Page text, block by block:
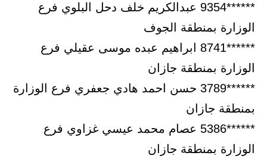
******9354 عبدالكريم خلف دحل البلوي فرع
الوزارة بمنطقة الجوف
******8741 ابراهيم عبده موسى عقيلي فرع
الوزارة بمنطقة جازان
******3789 حسن احمد هادي جعفري فرع الوزارة
بمنطقة جازان
******5386 عصام محمد عيسي غزاوي فرع
الوزارة بمنطقة جازان